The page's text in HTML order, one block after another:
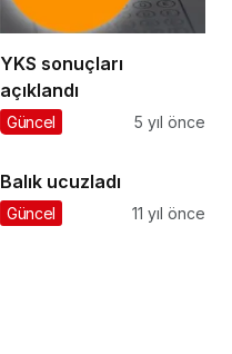
YKS sonuçları
açıklandı
Güncel 5 yıl önce
Balık ucuzladı
Güncel 11 yıl önce